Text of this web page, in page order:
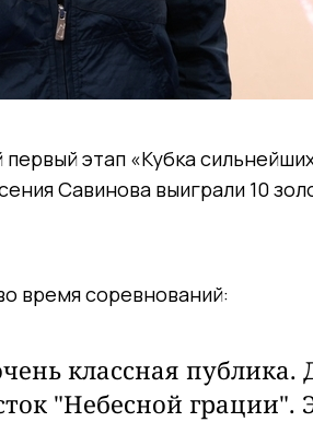
этап «Кубка
Савинова выиграли 10
время соревнований:
классная публика.
"Небесной грации".